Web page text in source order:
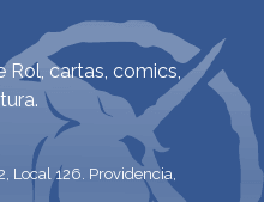
Rol, cartas, comics,
Local 126. Providencia,